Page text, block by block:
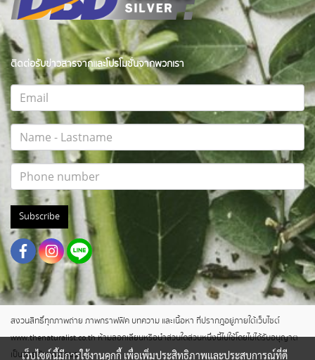
ติดต่อรับข่าวสารจากและโปรโมชั่นจากพวกเรา
Subscribe
สงวนสิทธิ์ทุกภาพถ่าย ภาพกราฟฟิค บทความ และเนื้อหา ที่ปรากฎอยู่ภายใต้เว็บไซต์
www.thenaturalist.co.th ห้ามลอกเลียนหรือนำส่วนใดส่วนหนึ่งนี้ไปใช้โดยไม่ได้รับอนุญาต
เป็นลายลักษณ์อักษร
เว็บไซต์นี้มีการใช้งานคุกกี้ เพื่อเพิ่มประสิทธิภาพและประสบการณ์ที่ดี